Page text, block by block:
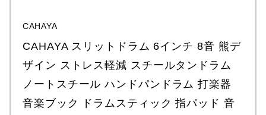
CAHAYA
CAHAYA スリットドラム 6インチ 8音 熊デ
ザイン ストレス軽減 スチールタンドラム
ノートスチール ハンドパンドラム 打楽器
音楽ブック ドラムスティック 指パッド 音